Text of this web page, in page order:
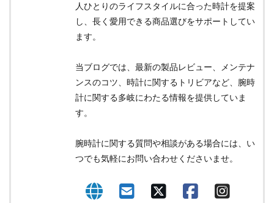
人ひとりのライフスタイルに合った時計を提案
し、長く愛用できる商品選びをサポートしてい
ます。
当ブログでは、最新の製品レビュー、メンテナ
ンスのコツ、時計に関するトリビアなど、腕時
計に関する多岐にわたる情報を提供していま
す。
腕時計に関する質問や相談がある場合には、い
つでも気軽にお問い合わせくださいませ。